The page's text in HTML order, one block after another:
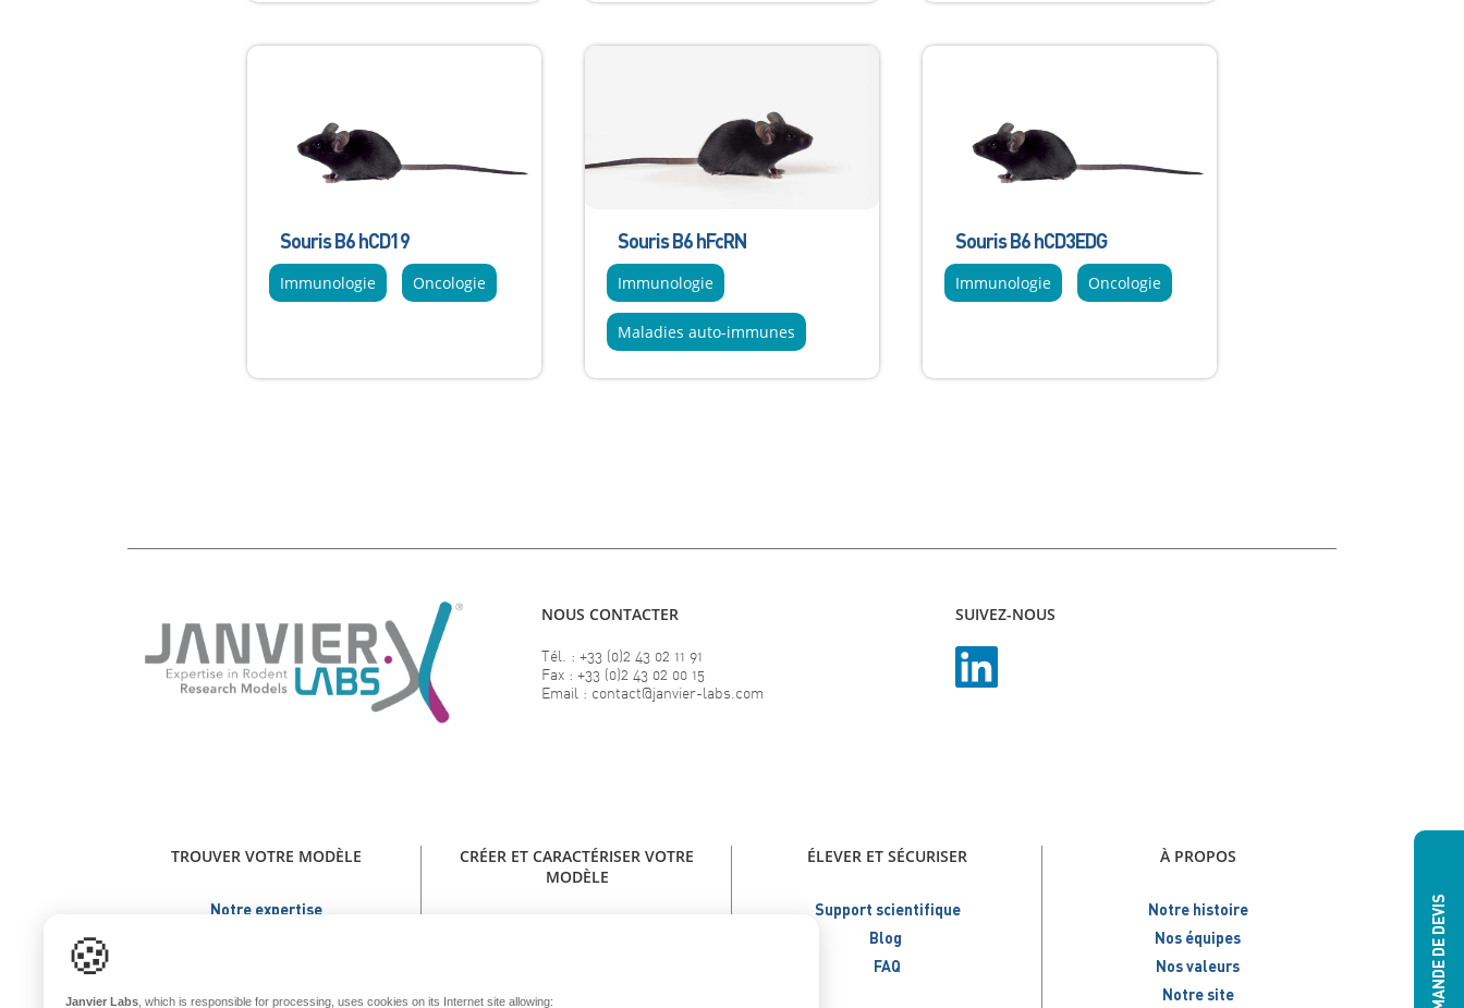
DEMANDE DE DEVIS
Souris B6 hCD19
Immunologie Oncologie
Souris B6 hFcRN
Immunologie
Maladies auto-immunes
Souris B6 hCD3EDG
Immunologie Oncologie
NOUS CONTACTER
Tél. : +33 (0)2 43 02 11 91
Fax : +33 (0)2 43 02 00 15
Email : contact@janvier-labs.com
SUIVEZ-NOUS
TROUVER VOTRE MODÈLE
Notre expertise
Stabilité génétique
CRÉER ET CARACTÉRISER VOTRE
MODÈLE
ÉLEVER ET SÉCURISER
Support scientifique
Blog
FAQ
À PROPOS
Notre histoire
Nos équipes
Nos valeurs
Notre site
🍪
Janvier Labs , which is responsible for processing, uses cookies on its Internet site allowing: